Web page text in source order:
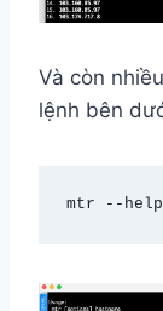
Và còn
lệnh bên
mtr --help